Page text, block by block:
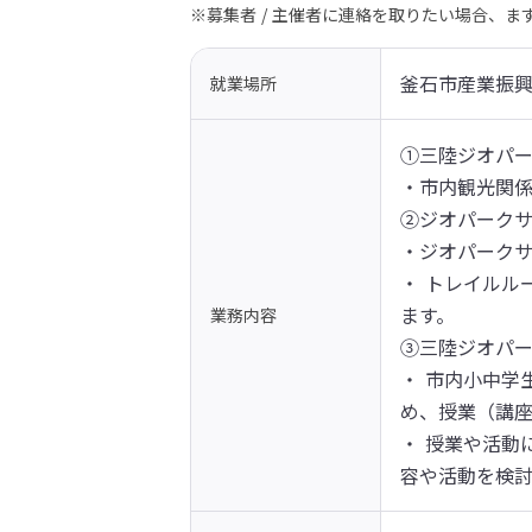
※募集者 / 主催者に連絡を取りたい場合、ま
就業場所 釜石市産業振
業務内容
①三陸ジオパ
・市内観光関
②ジオパーク
・ジオパーク
・ トレイル
ます。
③三陸ジオパ
・ 市内小中
め、授業（講
・ 授業や活
容や活動を検